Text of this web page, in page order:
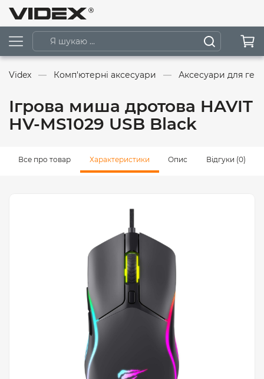
Videx Комп'ютерні аксесуари Аксесуари для
Ігрова миша дротова HAVIT
HV-MS1029 USB Black
Все про товар Характеристики Опис Відгуки (0)